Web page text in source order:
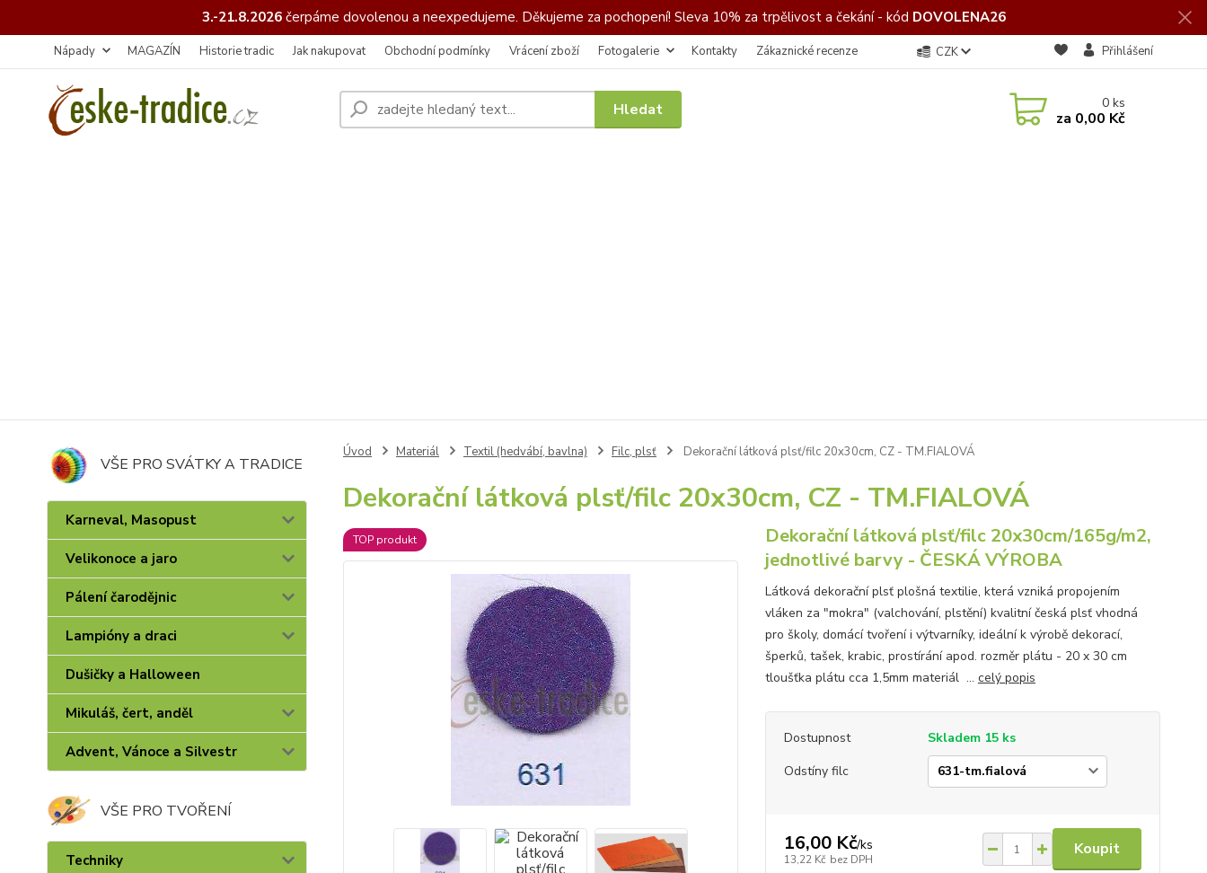
3.-21.8.2026čerpáme dovolenou a neexpedujeme. Děkujeme za pochopení! Sleva 10% za trpělivost a čekání - kód DOVOLENA26
Nápady MAGAZÍN Historie tradic Jak nakupovat Obchodní podmínky Vrácení zboží Fotogalerie Kontakty Zákaznické recenze CZK Přihlášení
Hledat 0ks
za 0,00 Kč
VŠE PRO SVÁTKY A TRADICE
Karneval, Masopust
Velikonoce a jaro
Pálení čarodějnic
Lampióny a draci
Dušičky a Halloween
Mikuláš, čert, anděl
Advent, Vánoce a Silvestr
VŠE PRO TVOŘENÍ
Techniky
Úvod Materiál Textil (hedvábí, bavlna) Filc, plsť Dekorační látková plsť/filc 20x30cm, CZ - TM.FIALOVÁ
Dekorační látková plsť/filc 20x30cm, CZ - TM.FIALOVÁ
TOP produkt
Dekorační látková plsť/filc 20x30cm/165g/m2,
jednotlivé barvy - ČESKÁ VÝROBA
Látková dekorační plsť plošná textilie, která vzniká propojením
vláken za "mokra" (valchování, plstění) kvalitní česká plsť vhodná
pro školy, domácí tvoření i výtvarníky, ideální k výrobě dekorací,
šperků, tašek, krabic, prostírání apod. rozměr plátu - 20 x 30 cm
tloušťka plátu cca 1,5mm materiál ... celý popis
Dostupnost
Skladem 15 ks
Odstíny filc
16,00 Kč/ks
13,22 Kč bez DPH
Koupit